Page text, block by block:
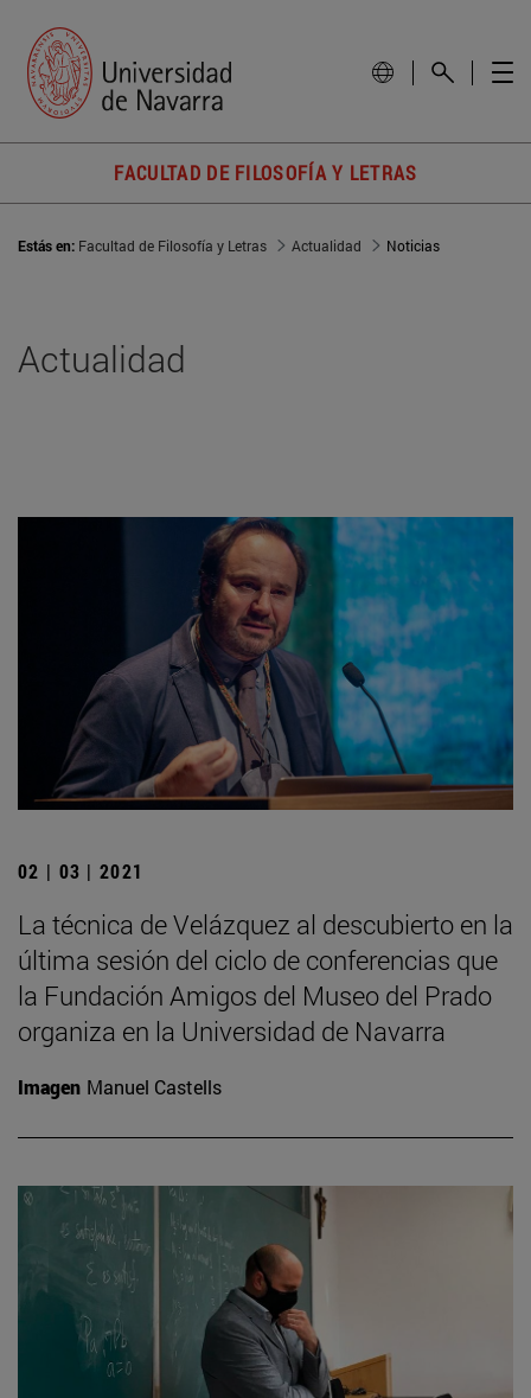
FACULTAD DE FILOSOFÍA Y LETRAS
Estás en: Facultad de Filosofía y Letras Actualidad Noticias
Actualidad
02 | 03 | 2021
La técnica de Velázquez al descubierto en la
última sesión del ciclo de conferencias que
la Fundación Amigos del Museo del Prado
organiza en la Universidad de Navarra
Imagen Manuel Castells